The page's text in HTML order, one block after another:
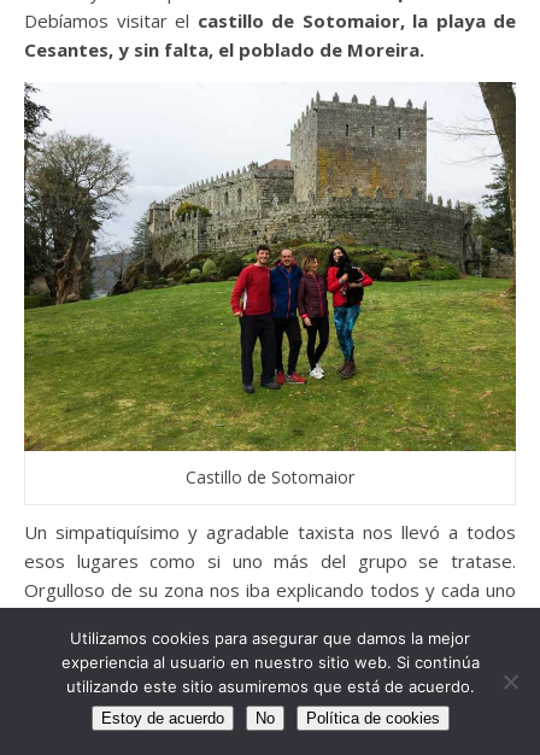
Debíamos visitar el castillo de Sotomaior, la playa de
Cesantes, y sin falta, el poblado de Moreira.
Castillo de Sotomaior
Un simpatiquísimo y agradable taxista nos llevó a todos
esos lugares como si uno más del grupo se tratase.
Orgulloso de su zona nos iba explicando todos y cada uno
Tras la visita de los dos lugares más alejados. Nos
quedamos paseando por la playa, tomando unas Estrellas
de Galicia en un austero bar y relajando nuestros cuerpos.
Utilizamos cookies para asegurar que damos la mejor
experiencia al usuario en nuestro sitio web. Si continúa
utilizando este sitio asumiremos que está de acuerdo.
Estoy de acuerdo No Política de cookies